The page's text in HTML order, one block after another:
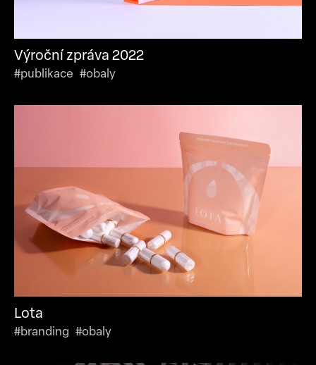
Výroční zpráva 2022
#publikace #obaly
Lota
#branding #obaly